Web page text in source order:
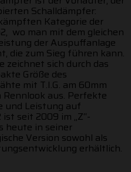
Schalldämpfer:
Kategorie der
wo man mit dem gleichen
der Auspuffanlage
die zum Sieg führen kann.
zeichnet sich durch das
Größe des
mit T.I.G. am 60mm
aus. Perfekte
und Leistung auf
seit 2009 im „Z“-
heute in seiner
Version sowohl als
erhältlich.